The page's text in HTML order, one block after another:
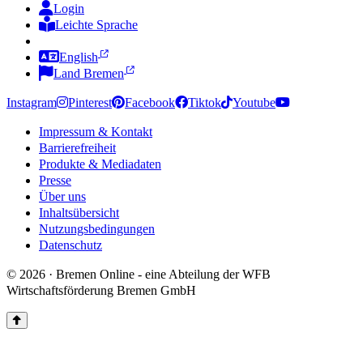
Login
Leichte Sprache
English
Land Bremen
Instagram Pinterest Facebook Tiktok Youtube
Impressum & Kontakt
Barrierefreiheit
Produkte & Mediadaten
Presse
Über uns
Inhaltsübersicht
Nutzungsbedingungen
Datenschutz
© 2026 · Bremen Online - eine Abteilung der WFB
Wirtschaftsförderung Bremen GmbH